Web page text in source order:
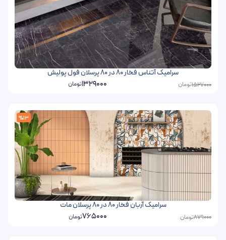
سرامیک آتناس فخار 80 در 80 پرسلان فول پولیش
1527000تومان 1329000تومان
%13
سرامیک آربان فخار 80 در 80 پرسلان مات
879000تومان 765000تومان